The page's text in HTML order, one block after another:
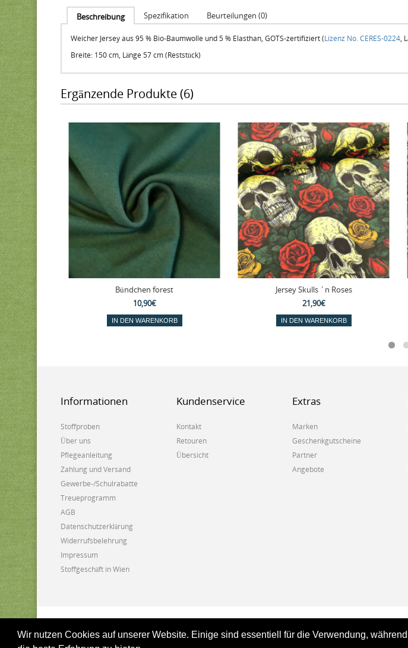
Wir nutzen Cookies auf unserer Website. Einige sind essentiell für die Verwendung,
Beschreibung Spezifikation Beurteilungen (0)
Weicher Jersey aus 95 % Bio-Baumwolle und 5 % Elasthan, GOTS-zertifiziert (Lizenz No. CERES-0224,
Breite: 150 cm, Länge 57 cm (Reststück)
Ergänzende Produkte (6)
Bündchen forest
10,90€
IN DEN WARENKORB
Jersey Skulls ´n Roses
21,90€
IN DEN WARENKORB
Informationen
Stoffproben
Über uns
Pflegeanleitung
Zahlung und Versand
Gewerbe-/Schulrabatte
Treueprogramm
AGB
Datenschutzerklärung
Widerrufsbelehrung
Impressum
Stoffgeschäft in Wien
Kundenservice
Kontakt
Retouren
Übersicht
Extras
Marken
Geschenkgutscheine
Partner
Angebote
Biostoffe.at - 2025